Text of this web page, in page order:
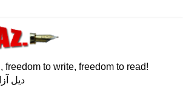
freedom to write, freedom to read!
دیل